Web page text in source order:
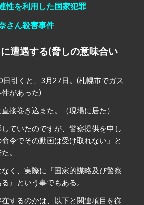
性を利用した国家犯罪
さん殺害事件
に遭遇する(脅しの意味合い
引くと、3月27日。(札幌市でガス
があった)
接巻き込また。 （現場に居た ）
ていたのですが、警察提供を申し
令でその動画は受け取れない』と
。
く、実際に『国家的謀略及び警察
』という事でもある。
するのかは、 以下と関連項目 を御